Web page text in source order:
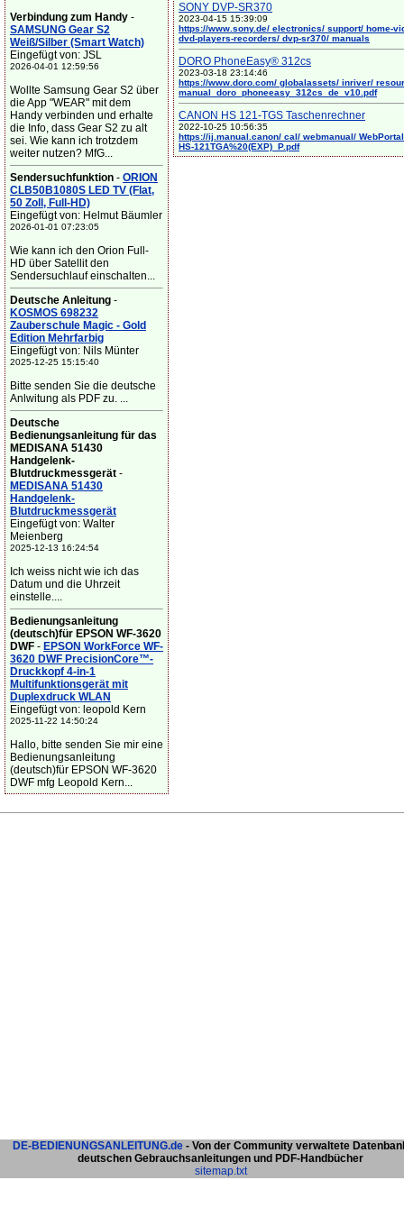
Verbindung zum Handy -
SAMSUNG Gear S2
Weiß/Silber (Smart Watch)
Eingefügt von: JSL
2026-04-01 12:59:56
Wollte Samsung Gear S2 über
die App "WEAR" mit dem
Handy verbinden und erhalte
die Info, dass Gear S2 zu alt
sei. Wie kann ich trotzdem
weiter nutzen? MfG...
Sendersuchfunktion - ORION
CLB50B1080S LED TV (Flat,
50 Zoll, Full-HD)
Eingefügt von: Helmut Bäumler
2026-01-01 07:23:05
Wie kann ich den Orion Full-
HD über Satellit den
Sendersuchlauf einschalten...
Deutsche Anleitung -
KOSMOS 698232
Zauberschule Magic - Gold
Edition Mehrfarbig
Eingefügt von: Nils Münter
2025-12-25 15:15:40
Bitte senden Sie die deutsche
Anlwitung als PDF zu. ...
Deutsche
Bedienungsanleitung für das
MEDISANA 51430
Handgelenk-
Blutdruckmessgerät -
MEDISANA 51430
Handgelenk-
Blutdruckmessgerät
Eingefügt von: Walter
Meienberg
2025-12-13 16:24:54
Ich weiss nicht wie ich das
Datum und die Uhrzeit
einstelle....
Bedienungsanleitung
(deutsch)für EPSON WF-3620
DWF - EPSON WorkForce WF-
3620 DWF PrecisionCore™-
Druckkopf 4-in-1
Multifunktionsgerät mit
Duplexdruck WLAN
Eingefügt von: leopold Kern
2025-11-22 14:50:24
Hallo, bitte senden Sie mir eine
Bedienungsanleitung
(deutsch)für EPSON WF-3620
DWF mfg Leopold Kern...
SONY DVP-SR370
2023-04-15 15:39:09
https://www.sony.de/ electronics/ support/ home-
dvd-players-recorders/ dvp-sr370/ manuals
DORO PhoneEasy® 312cs
2023-03-18 23:14:46
https://www.doro.com/ globalassets/ inriver/
manual_doro_phoneeasy_312cs_de_v10.pdf
CANON HS 121-TGS Taschenrechner
2022-10-25 10:56:35
https://ij.manual.canon/ cal/ webmanual/
HS-121TGA%20(EXP)_P.pdf
DE-BEDIENUNGSANLEITUNG.de - Von der Community verwaltete
deutschen Gebrauchsanleitungen und PDF-Handbücher
sitemap.txt